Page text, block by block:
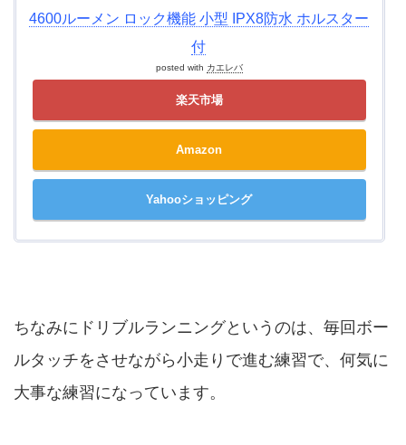
4600ルーメン ロック機能 小型 IPX8防水 ホルスター
付
posted with カエレバ
楽天市場
Amazon
Yahooショッピング
ちなみにドリブルランニングというのは、毎回ボー
ルタッチをさせながら小走りで進む練習で、何気に
大事な練習になっています。